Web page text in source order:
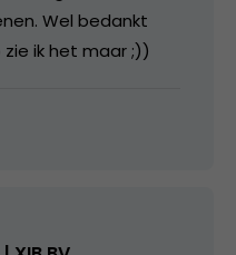
Wel bedankt
ik het maar ;))